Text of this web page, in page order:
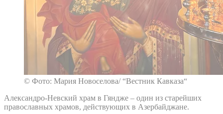
© Фото: Мария Новоселова/ “Вестник Кавказа“
Александро-Невский храм в Гяндже – один из старейших
православных храмов, действующих в Азербайджане.